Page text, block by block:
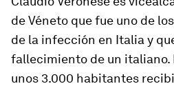
de Véneto que fue uno de
de la infección en Italia y
fallecimiento de un italiano.
unos 3.000 habitantes